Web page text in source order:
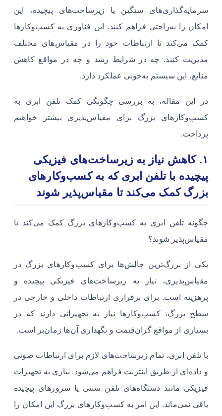
سرمایه‌گذاری‌های سنگین یا زیرساخت‌های پیچیده، این
امکان را به‌راحتی فراهم کنند. این فناوری به کسب‌وکارها
کمک می‌کند تا ارتباطات خود را در مقیاس‌های مختلف
مدیریت کنند. چه در شرایط رشد و چه در مواقع کاهش
منابع، این سیستم به‌خوبی عملکرد دارد.
در این مقاله، به بررسی چگونگی کمک تلفن ابری به
کسب‌وکارهای بزرگ برای مقیاس‌پذیری بیشتر خواهیم
پرداخت.
۱. کاهش نیاز به زیرساخت‌های فیزیکی
پیچیده با تلفن ابری که به کسب‌وکارهای
بزرگ کمک می‌کند تا مقیاس‌پذیر شوند
چگونه تلفن ابری به کسب‌وکارهای بزرگ کمک می‌کند تا
مقیاس‌پذیر شوند؟
یکی از بزرگ‌ترین چالش‌ها برای کسب‌وکارهای بزرگ در
مقیاس‌پذیری، نیاز به زیرساخت‌های فیزیکی پیچیده و
پرهزینه است. برای برقراری ارتباطات داخلی و خارجی در
سطح بزرگ، کسب‌وکارها نیاز به تجهیزاتی دارند که در
بسیاری از مواقع گران‌قیمت و نگهداری آن‌ها زمان‌بر است.
با تلفن ابری، تمام زیرساخت‌های لازم برای ارتباطات صوتی
و داده‌ای از طریق اینترنت فراهم می‌شود. نیازی به تجهیزات
فیزیکی مانند دستگاه‌های تلفن سنتی یا سرورهای پیچیده
باقی نمی‌ماند. این امر به کسب‌وکارهای بزرگ این امکان را